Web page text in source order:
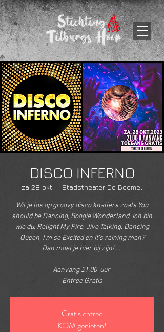
DISCO INFERNO
za 28 okt
  |
Stadstheater De Boemel
Wil je los op groovy disco knallers zoals You
should be Dancing, Boogie Wonderland, Ich bin
wie du, Relight My Fire, Jive Talking, Dancing
Queen, I’m so Excited en It’s raining man?
Dan moet je hier bij zijn!.....
Aanvang 21.00 uur
Entree Gratis
Gratis entree
KOM genieten!